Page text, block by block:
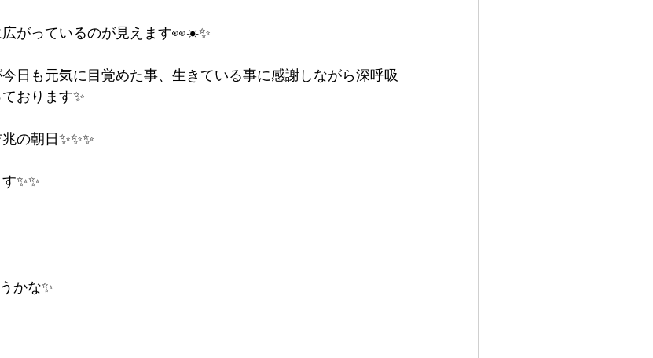
がっているのが見えます👀☀️✨
日も元気に目覚めた事、生きている事に感謝しながら深呼吸
おります✨
の朝日✨✨✨
✨✨
かな✨